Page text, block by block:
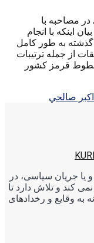
مصاحبه با
اینکه با انجام
گذشته به طور کامل
از جمله ترتیبات
قرمز کشور
صالحي
یا جریان سیاسی، در
کند و تلاش دارد تا
به وقایع و رخدادهای